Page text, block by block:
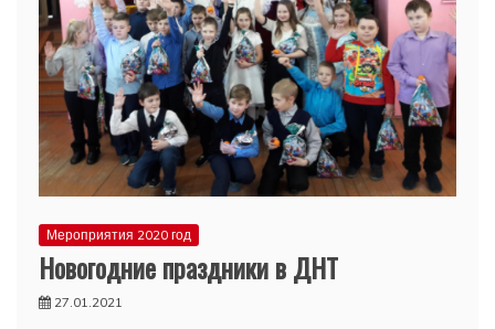
Мероприятия 2020 год
Новогодние праздники в ДНТ
27.01.2021